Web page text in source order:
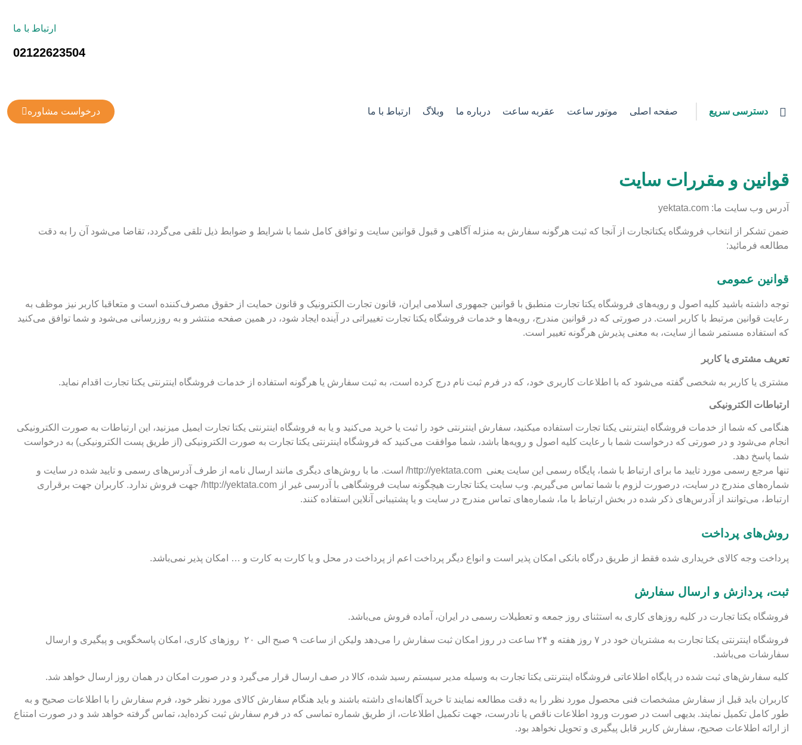
ارتباط با ما
02122623504
دسترسی سریع صفحه اصلی موتور ساعت عقربه ساعت درباره ما وبلاگ ارتباط با ما درخواست مشاوره
قوانین و مقررات سایت
آدرس وب سایت ما: yektata.com
ضمن تشکر از انتخاب فروشگاه یکتاتجارت از آنجا که ثبت هرگونه سفارش به منزله آگاهی و قبول قوانین سایت و توافق کامل شما با شرایط و ضوابط ذیل تلقی می‌گردد، تقاضا می‌شود آن را به دقت
مطالعه فرمائید:
قوانین عمومی
توجه داشته باشید کلیه اصول و رویه‌های فروشگاه یکتا تجارت منطبق با قوانین جمهوری اسلامی ایران، قانون تجارت الکترونیک و قانون حمایت از حقوق مصرف‌کننده است و متعاقبا کاربر نیز موظف به
رعایت قوانین مرتبط با کاربر است. در صورتی که در قوانین مندرج، رویه‌ها و خدمات فروشگاه یکتا تجارت تغییراتی در آینده ایجاد شود، در همین صفحه منتشر و به روزرسانی می‌شود و شما توافق می‌کنید
که استفاده مستمر شما از سایت، به معنی پذیرش هرگونه تغییر است.
تعریف مشتری یا کاربر
مشتری یا کاربر به شخصی گفته می‌شود که با اطلاعات کاربری خود، که در فرم ثبت نام درج کرده است، به ثبت سفارش یا هرگونه استفاده از خدمات فروشگاه اینترنتی یکتا تجارت اقدام نماید.
ارتباطات الکترونیکی
هنگامی که شما از خدمات فروشگاه اینترنتی یکتا تجارت استفاده میکنید، سفارش اینترنتی خود را ثبت یا خرید می‌کنید و یا به فروشگاه اینترنتی یکتا تجارت ایمیل میزنید، این ارتباطات به صورت الکترونیکی
انجام می‌شود و در صورتی که درخواست شما با رعایت کلیه اصول و رویه‌ها باشد، شما موافقت می‌کنید که فروشگاه اینترنتی یکتا تجارت به صورت الکترونیکی (از طریق پست الکترونیکی) به درخواست
شما پاسخ دهد.
تنها مرجع رسمی مورد تایید ما برای ارتباط با شما، پایگاه رسمی این سایت یعنی http://yektata.com/ است. ما با روش‌های دیگری مانند ارسال نامه از طرف آدرس‌های رسمی و تایید شده در سایت و
شماره‌های مندرج در سایت، درصورت لزوم با شما تماس می‌گیریم. وب سایت یکتا تجارت هیچگونه سایت فروشگاهی با آدرسی غیر از http://yektata.com/ جهت فروش ندارد. کاربران جهت برقراری
ارتباط، می‌توانند از آدرس‌های ذکر شده در بخش ارتباط با ما، شماره‌های تماس مندرج در سایت و یا پشتیبانی آنلاین استفاده کنند.
روش‌های پرداخت
پرداخت وجه کالای خریداری شده فقط از طریق درگاه بانکی امکان پذیر است و انواع دیگر پرداخت اعم از پرداخت در محل و یا کارت به کارت و … امکان پذیر نمی‌باشد.
ثبت، پردازش و ارسال سفارش
فروشگاه یکتا تجارت در کلیه روزهای کاری به استثنای روز جمعه و تعطیلات رسمی در ایران، آماده فروش می‌باشد.
فروشگاه اینترنتی یکتا تجارت به مشتریان خود در ۷ روز هفته و ۲۴ ساعت در روز امکان ثبت سفارش را می‌دهد ولیکن از ساعت ۹ صبح الی ۲۰ روزهای کاری، امکان پاسخگویی و پیگیری و ارسال
سفارشات می‌باشد.
کلیه سفارش‌های ثبت شده در پایگاه اطلاعاتی فروشگاه اینترنتی یکتا تجارت به وسیله مدیر سیستم رسید شده، کالا در صف ارسال قرار می‌گیرد و در صورت امکان در همان روز ارسال خواهد شد.
کاربران باید قبل از سفارش مشخصات فنی محصول مورد نظر را به دقت مطالعه نمایند تا خرید آگاهانه‌ای داشته باشند و باید هنگام سفارش کالای مورد نظر خود، فرم سفارش را با اطلاعات صحیح و به
طور کامل تکمیل نمایند. بدیهی است در صورت ورود اطلاعات ناقص یا نادرست، جهت تکمیل اطلاعات، از طریق شماره تماسی که در فرم سفارش ثبت کرده‌اید، تماس گرفته خواهد شد و در صورت امتناع
از ارائه اطلاعات صحیح، سفارش کاربر قابل پیگیری و تحویل نخواهد بود.